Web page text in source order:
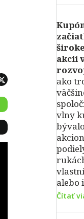
akcií
ako
vlny
alebo
Čítať